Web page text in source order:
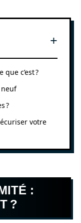
c’est ?
?
votre
:
?